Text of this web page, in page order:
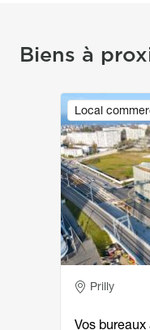
Biens à
Local
Image
Adresse
Prilly
Vos